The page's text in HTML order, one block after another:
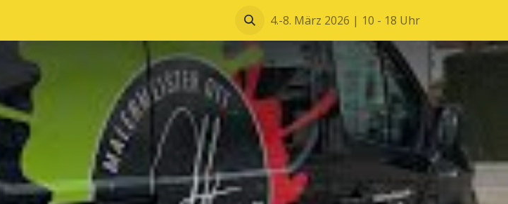
Blätterkatalog4.-8. März 2026 | 10 - 18 Uhr